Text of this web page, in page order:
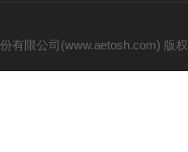
有限公司(www.aetosh.com)